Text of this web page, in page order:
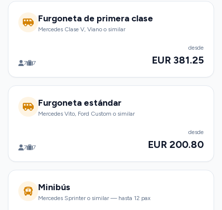
Furgoneta de primera clase
Mercedes Clase V, Viano o similar
7 7
desde
EUR 381.25
Furgoneta estándar
Mercedes Vito, Ford Custom o similar
7 7
desde
EUR 200.80
Minibús
Mercedes Sprinter o similar — hasta 12 pax